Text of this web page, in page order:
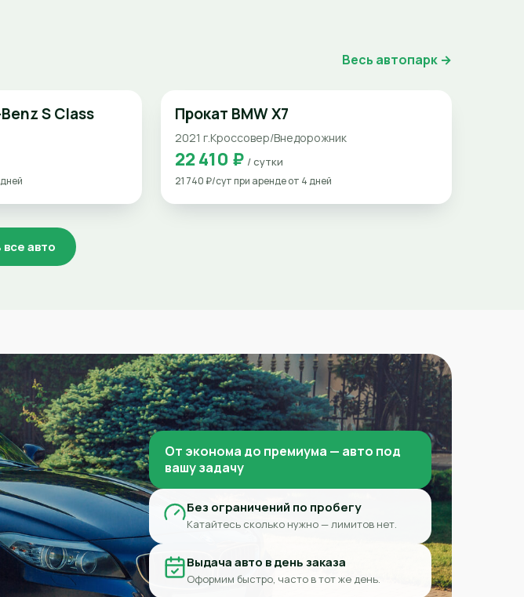
Весь автопарк →
S Class Прокат BMW X7
2021 г.Кроссовер/Внедорожник
22 410 ₽ / сутки
21 740 ₽/сут при аренде от 4 дней
авто
От эконома до премиума — авто под
вашу задачу
Без ограничений по пробегу
Катайтесь сколько нужно — лимитов нет.
Выдача авто в день заказа
Оформим быстро, часто в тот же день.